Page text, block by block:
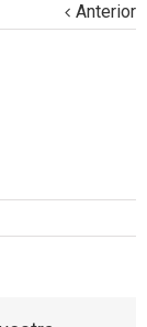
Anterior